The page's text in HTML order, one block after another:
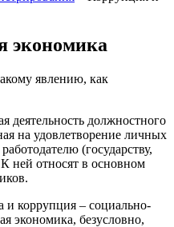
экономика
явлению, как
деятельность должностного
на удовлетворение личных
(государству,
ней относят в основном
и коррупция – социально-
экономика, безусловно,